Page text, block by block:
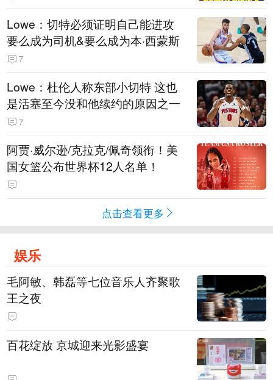
Lowe：切特必须证明自己能进攻
要么成为司机&要么成为本·西蒙斯
7
Lowe：杜伦人称东部小切特 这也
是活塞至今没和他续约的原因之一
7
阿贾·威尔逊/克拉克/佩奇领衔！美
国女篮公布世界杯12人名单！
点击查看更多
娱乐
毛阿敏、韩磊等七位音乐人齐聚歌
王之夜
百花绽放 京城迎来光影盛宴